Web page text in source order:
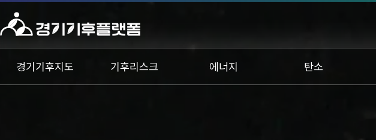
고
경기기후지도 기후리스크 에너지 탄소